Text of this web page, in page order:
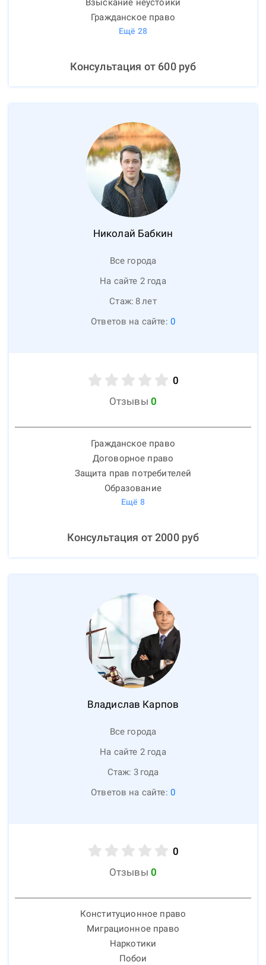
Взыскание неустойки
Гражданское право
Ещё 28
Консультация от 600руб
Николай Бабкин
Все города
На сайте 2 года
Стаж: 8лет
Ответов на сайте: 0
0
Отзывы 0
Гражданское право
Договорное право
Защита прав потребителей
Образование
Ещё 8
Консультация от2000руб
Владислав Карпов
Все города
На сайте 2 года
Стаж: 3 года
Ответов на сайте: 0
0
Отзывы 0
Конституционное право
Миграционное право
Наркотики
Побои